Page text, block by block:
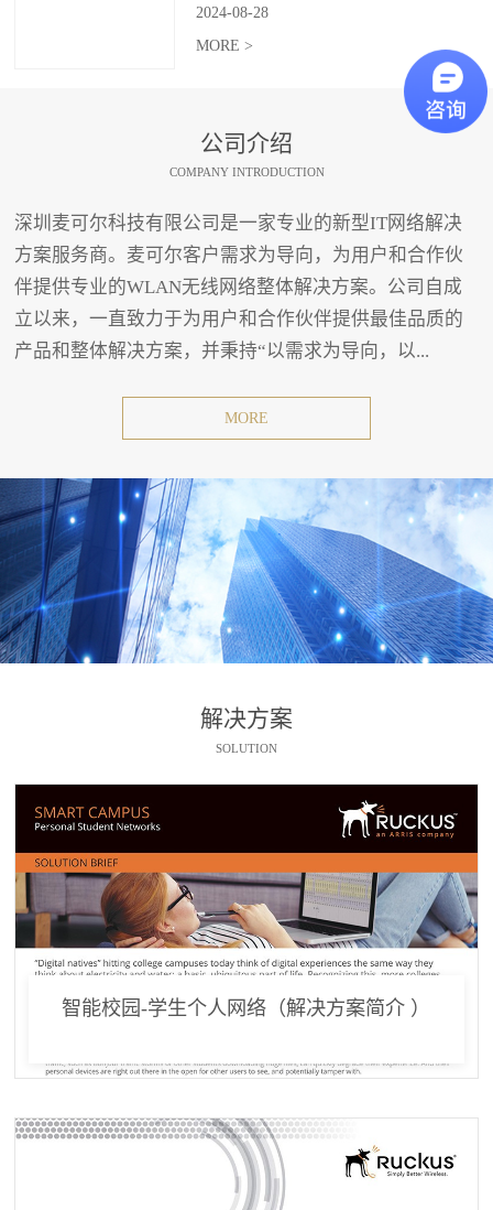
2024-08-28
MORE >
公司介绍
COMPANY INTRODUCTION
深圳麦可尔科技有限公司是一家专业的新型IT网络解决
方案服务商。麦可尔客户需求为导向，为用户和合作伙
伴提供专业的WLAN无线网络整体解决方案。公司自成
立以来，一直致力于为用户和合作伙伴提供最佳品质的
产品和整体解决方案，并秉持“以需求为导向，以...
MORE
解决方案
SOLUTION
智能校园-学生个人网络（解决方案简介 ）